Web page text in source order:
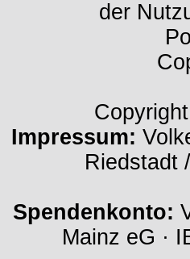
der
Impressum:
Riedstadt
Spendenkonto:
Mainz eG ·